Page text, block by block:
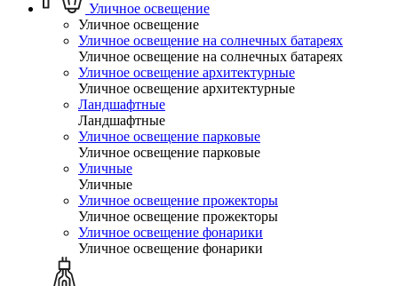
Уличное освещение
Уличное освещение
Уличное освещение на солнечных батареях
Уличное освещение на солнечных батареях
Уличное освещение архитектурные
Уличное освещение архитектурные
Ландшафтные
Ландшафтные
Уличное освещение парковые
Уличное освещение парковые
Уличные
Уличные
Уличное освещение прожекторы
Уличное освещение прожекторы
Уличное освещение фонарики
Уличное освещение фонарики